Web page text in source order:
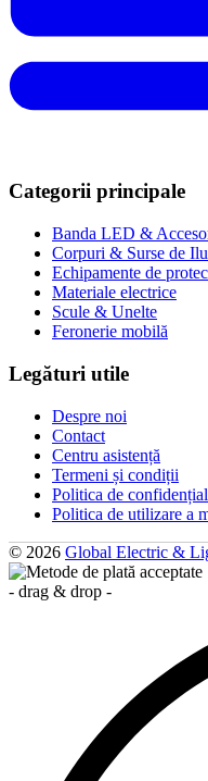
Categorii principale
Banda LED &
Corpuri & Surse de
Echipamente de
Materiale electrice
Scule & Unelte
Feronerie mobilă
Legături utile
Despre noi
Contact
Centru asistență
Termeni și condiții
Politica de
Politica de utilizare a
© 2026 Global Electric &
- drag & drop -